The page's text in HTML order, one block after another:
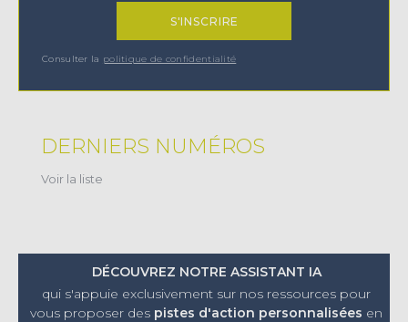
Consulter la politique de confidentialité
DERNIERS NUMÉROS
Voir la liste
DÉCOUVREZ NOTRE ASSISTANT IA
qui s'appuie exclusivement sur nos ressources pour
vous proposer des pistes d'action personnalisées en